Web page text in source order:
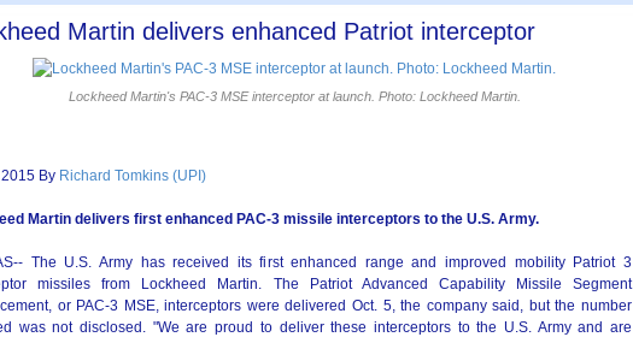
Martin delivers enhanced Patriot interceptor
Lockheed Martin's PAC-3 MSE interceptor at launch. Photo: Lockheed Martin.
By Richard Tomkins (UPI)
Martin delivers first enhanced PAC-3 missile interceptors to the U.S. Army.
The U.S. Army has received its first enhanced range and improved mobility Patriot 3
missiles from Lockheed Martin. The Patriot Advanced Capability Missile Segment
or PAC-3 MSE, interceptors were delivered Oct. 5, the company said, but the number
was not disclosed. "We are proud to deliver these interceptors to the U.S. Army and are